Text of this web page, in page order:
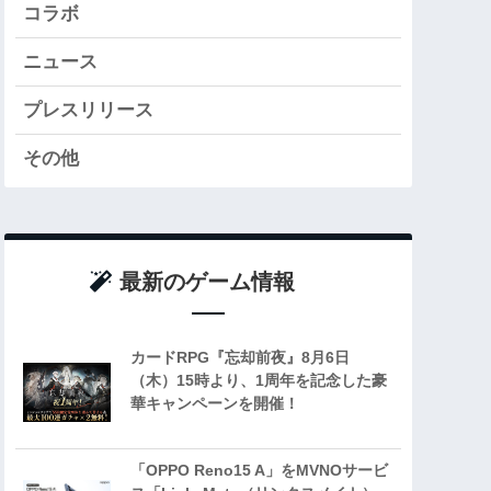
コラボ
ニュース
プレスリリース
その他
最新のゲーム情報
カードRPG『忘却前夜』8月6日
（木）15時より、1周年を記念した豪
華キャンペーンを開催！
「OPPO Reno15 A」をMVNOサービ